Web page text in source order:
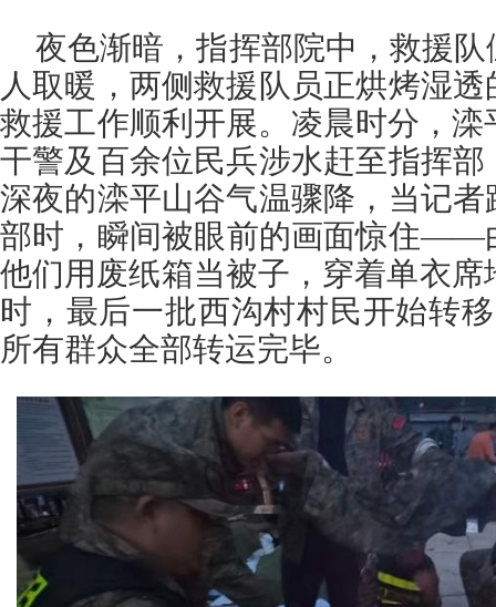
夜色渐暗，指挥部院中，救援
人取暖，两侧救援队员正烘烤湿
救援工作顺利开展。凌晨时分，
干警及百余位民兵涉水赶至指挥
深夜的滦平山谷气温骤降，当记
部时，瞬间被眼前的画面惊住——
他们用废纸箱当被子，穿着单衣席
时，最后一批西沟村村民开始转
所有群众全部转运完毕。